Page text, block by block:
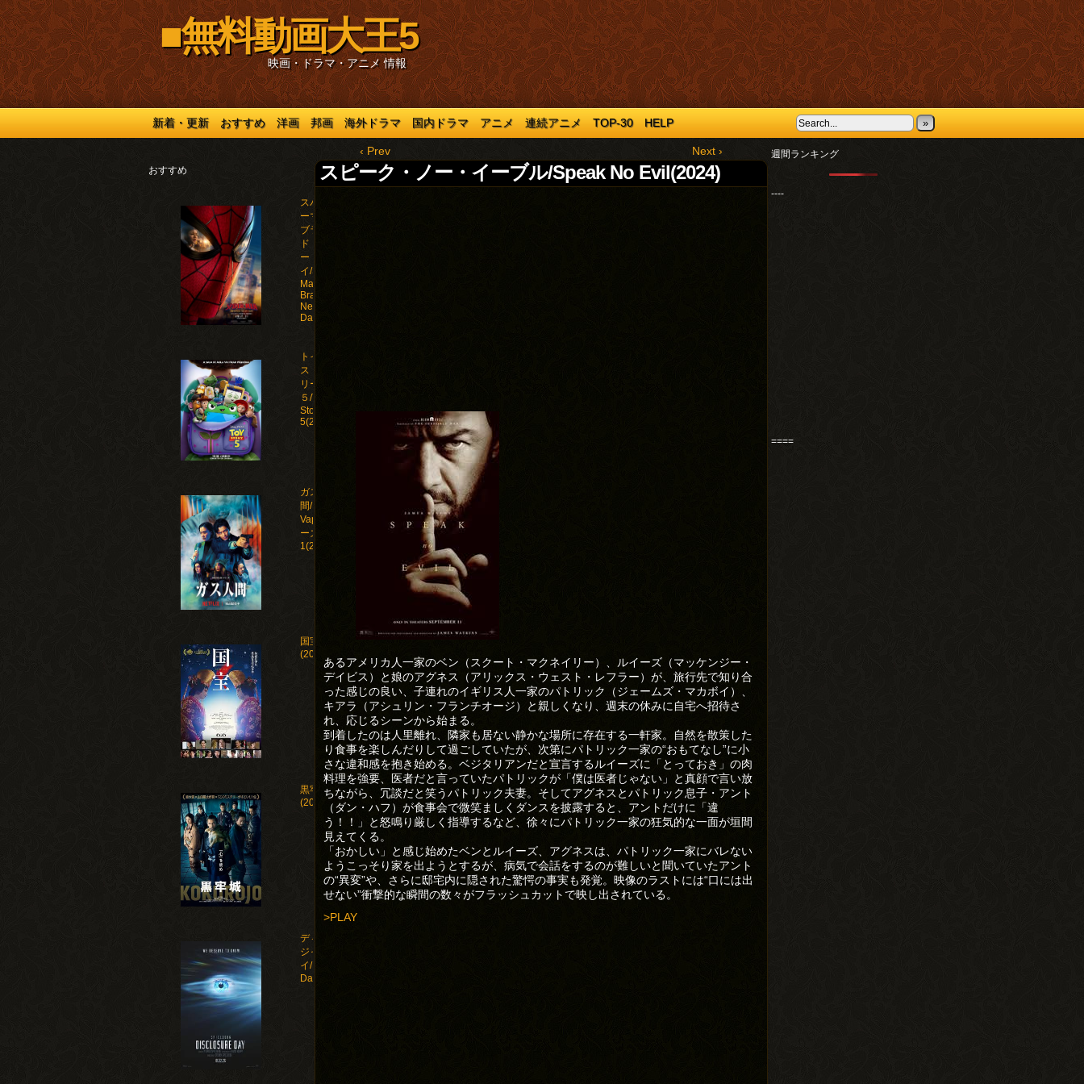
■無料動画大王5
映画・ドラマ・アニメ 情報
新着・更新 おすすめ 洋画 邦画 海外ドラマ 国内ドラマ アニメ 連続アニメ TOP-30 HELP »
おすすめ
スパイダ
ーマン：
ブラン
ド・ニュ
ー・デ
イ/Spider-
Man:
Brand
New
Day(2026)
トイ・
ストー
リー
５/Toy
Story
5(2026)
ガス人
間/Human
Vapor シ
ーズン
1(2026)
国宝
(2025)
黒牢城
(2026)
ディスクロー
ジャー・デ
イ/Disclosure
Day(2026)
‹ Prev Next ›
スピーク・ノー・イーブル/Speak No Evil(2024)
あるアメリカ人一家のベン（スクート・マクネイリー）、ルイーズ（マッケンジー・
デイビス）と娘のアグネス（アリックス・ウェスト・レフラー）が、旅行先で知り合
った感じの良い、子連れのイギリス人一家のパトリック（ジェームズ・マカボイ）、
キアラ（アシュリン・フランチオージ）と親しくなり、週末の休みに自宅へ招待さ
れ、応じるシーンから始まる。
到着したのは人里離れ、隣家も居ない静かな場所に存在する一軒家。自然を散策した
り食事を楽しんだりして過ごしていたが、次第にパトリック一家の“おもてなし”に小
さな違和感を抱き始める。ベジタリアンだと宣言するルイーズに「とっておき」の肉
料理を強要、医者だと言っていたパトリックが「僕は医者じゃない」と真顔で言い放
ちながら、冗談だと笑うパトリック夫妻。そしてアグネスとパトリック息子・アント
（ダン・ハフ）が食事会で微笑ましくダンスを披露すると、アントだけに「違
う！！」と怒鳴り厳しく指導するなど、徐々にパトリック一家の狂気的な一面が垣間
見えてくる。
「おかしい」と感じ始めたベンとルイーズ、アグネスは、パトリック一家にバレない
ようこっそり家を出ようとするが、病気で会話をするのが難しいと聞いていたアント
の“異変”や、さらに邸宅内に隠された驚愕の事実も発覚。映像のラストには“口には出
せない”衝撃的な瞬間の数々がフラッシュカットで映し出されている。
>PLAY
週間ランキング
----
====